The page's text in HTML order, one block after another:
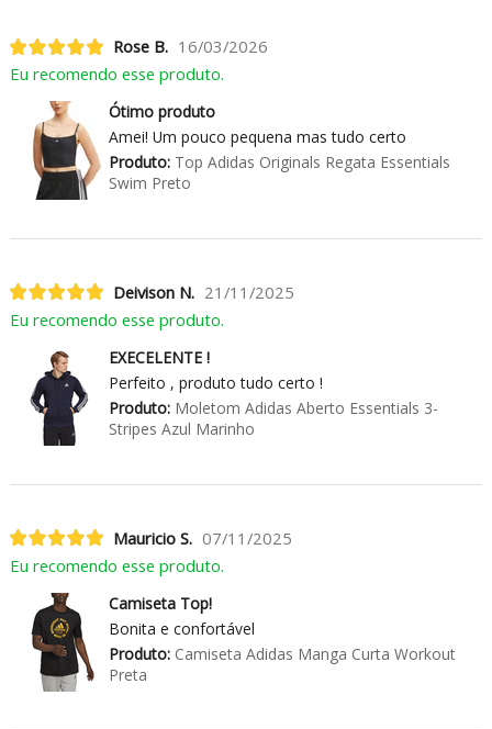
Rose B. 16/03/2026
Eu recomendo esse produto.
Ótimo produto
Amei! Um pouco pequena mas tudo certo
Produto:Top Adidas Originals Regata Essentials
Swim Preto
Deivison N. 21/11/2025
Eu recomendo esse produto.
EXECELENTE !
Perfeito , produto tudo certo !
Produto:Moletom Adidas Aberto Essentials 3-
Stripes Azul Marinho
Mauricio S. 07/11/2025
Eu recomendo esse produto.
Camiseta Top!
Bonita e confortável
Produto:Camiseta Adidas Manga Curta Workout
Preta